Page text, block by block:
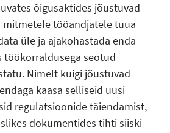
õigusaktides jõustuvad
mitmetele tööandjatele tuua
üle ja ajakohastada enda
töökorraldusega seotud
Nimelt kuigi jõustuvad
kaasa selliseid uusi
regulatsioonide täiendamist,
dokumentides tihti siiski